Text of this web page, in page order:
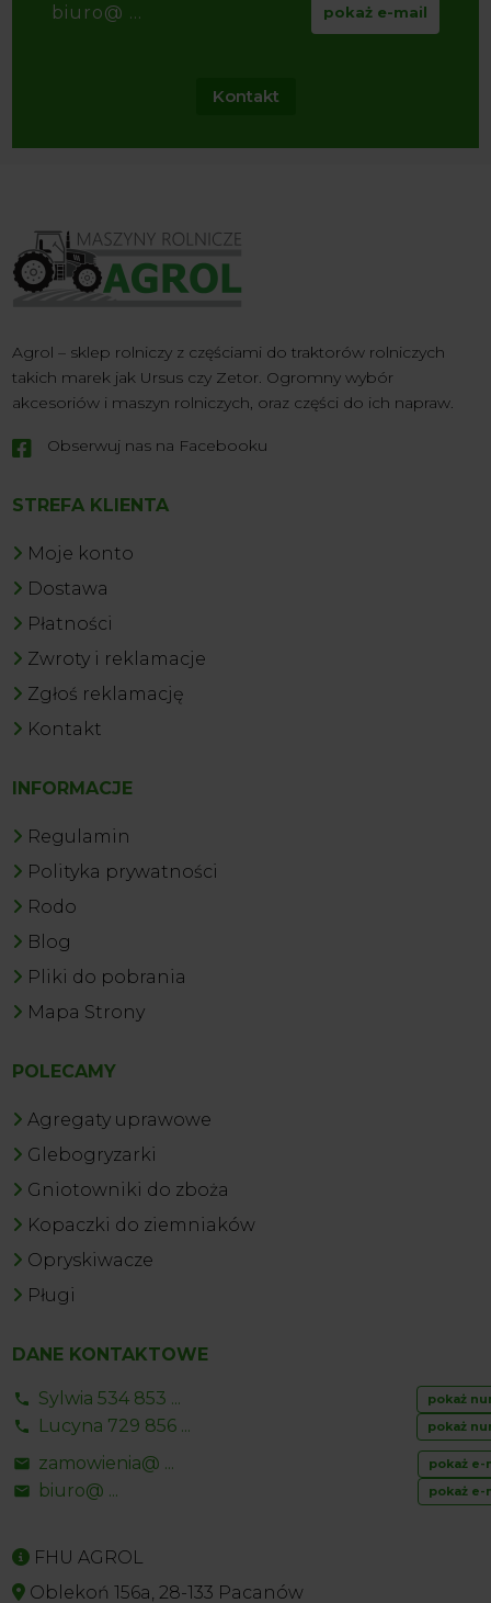
biuro@ ... pokaż e-mail
Kontakt
Agrol – sklep rolniczy z częściami do traktorów rolniczych
takich marek jak Ursus czy Zetor. Ogromny wybór
akcesoriów i maszyn rolniczych, oraz części do ich napraw.
 Obserwuj nas na Facebooku
STREFA KLIENTA
Moje konto
Dostawa
Płatności
Zwroty i reklamacje
Zgłoś reklamację
Kontakt
INFORMACJE
Regulamin
Polityka prywatności
Rodo
Blog
Pliki do pobrania
Mapa Strony
POLECAMY
Agregaty uprawowe
Glebogryzarki
Gniotowniki do zboża
Kopaczki do ziemniaków
Opryskiwacze
Pługi
DANE KONTAKTOWE
Sylwia 534 853 ... pokaż
Lucyna 729 856 ... pokaż
zamowienia@ ... pokaż e-
biuro@ ... pokaż e-
FHU AGROL
Oblekoń 156a, 28-133 Pacanów